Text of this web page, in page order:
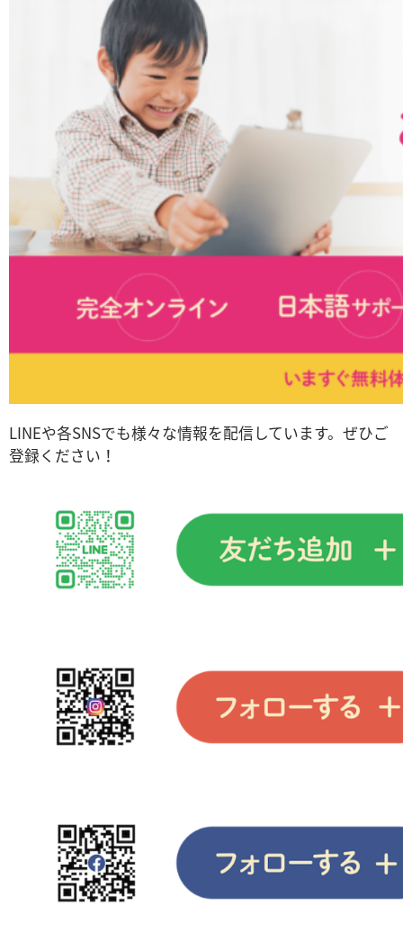
LINEや各SNSでも様々な情報を配信しています。ぜひご
登録ください！